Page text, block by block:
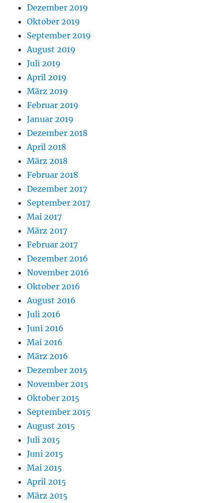
Dezember 2019
Oktober 2019
September 2019
August 2019
Juli 2019
April 2019
März 2019
Februar 2019
Januar 2019
Dezember 2018
April 2018
März 2018
Februar 2018
Dezember 2017
September 2017
Mai 2017
März 2017
Februar 2017
Dezember 2016
November 2016
Oktober 2016
August 2016
Juli 2016
Juni 2016
Mai 2016
März 2016
Dezember 2015
November 2015
Oktober 2015
September 2015
August 2015
Juli 2015
Juni 2015
Mai 2015
April 2015
März 2015